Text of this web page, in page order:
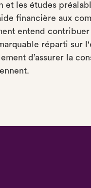
et les études
financière aux
entend
réparti sur
d’assurer la